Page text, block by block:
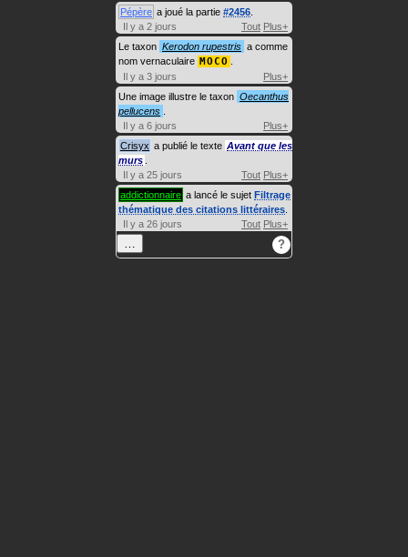
Pépère a joué la partie #2456
Il y a 2 jours
Tout Plus+
Le taxon Kerodon rupestris a comme
nom vernaculaire MOCO
Il y a 3 jours
Plus+
Une image illustre le taxon Oecanthus
pellucens
Il y a 6 jours
Plus+
Crisyx a publié le texte Avant que les
murs
Il y a 25 jours
Tout Plus+
addictionnaire a lancé le sujet Filtrage
thématique des citations littéraires
Il y a 26 jours
Tout Plus+
?